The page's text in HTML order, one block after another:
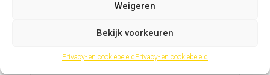
Weigeren
Bekijk voorkeuren
Privacy- en cookiebeleidPrivacy- en cookiebeleid
Andere profielen in deze regio